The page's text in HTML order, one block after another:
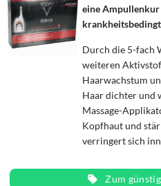
eine
Durch die 5-fach
weiteren
Haarwachstum
Haar dichter und
Massage-
Kopfhaut und
verringert sich
Zum